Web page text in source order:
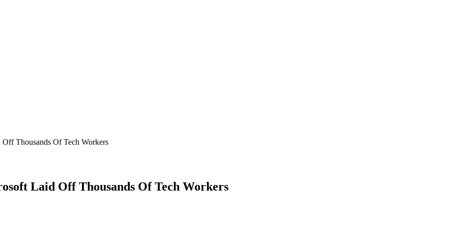
Thousands Of Tech Workers
Laid Off Thousands Of Tech Workers